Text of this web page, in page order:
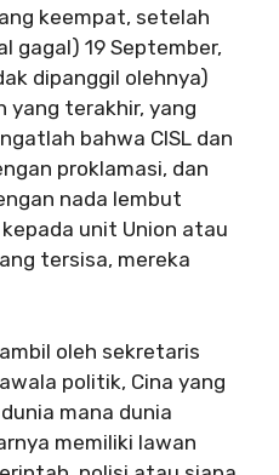
keempat, setelah
gagal) 19 September,
dipanggil olehnya)
yang terakhir, yang
bahwa CISL dan
proklamasi, dan
nada lembut
unit Union atau
tersisa, mereka
oleh sekretaris
politik, Cina yang
mana dunia
memiliki lawan